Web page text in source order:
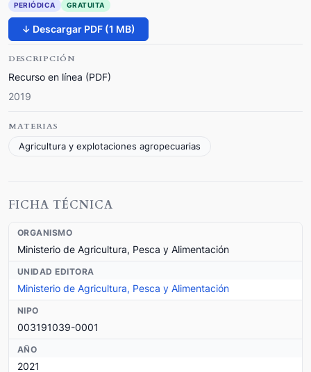
PERIÓDICA GRATUITA
↓ Descargar PDF (1 MB)
DESCRIPCIÓN
Recurso en línea (PDF)
2019
MATERIAS
Agricultura y explotaciones agropecuarias
FICHA TÉCNICA
ORGANISMO
Ministerio de Agricultura, Pesca y Alimentación
UNIDAD EDITORA
Ministerio de Agricultura, Pesca y Alimentación
NIPO
003191039-0001
AÑO
2021